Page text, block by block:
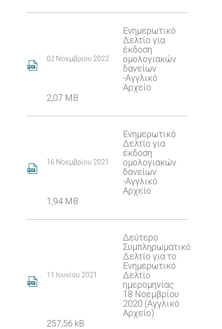
02 Νοεμβρίου 2022
Ενημερωτικό
Δελτίο για
έκδοση
ομολογιακών
δανείων
-Αγγλικό
Αρχείο
2,07 MB
16 Νοεμβρίου 2021
Ενημερωτικό
Δελτίο για
έκδοση
ομολογιακών
δανείων
-Αγγλικό
Αρχείο
1,94 MB
11 Ιουνίου 2021
Δεύτερο
Συμπληρωματικό
Δελτίο για το
Ενημερωτικό
Δελτίο
ημερομηνίας
18 Νοεμβρίου
2020 (Αγγλικό
Αρχείο)
257,56 kB